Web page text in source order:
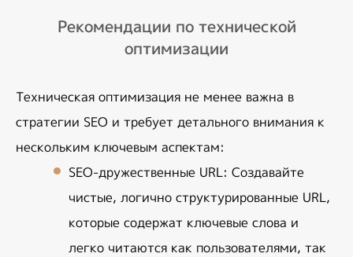
Рекомендации по технической
оптимизации
Техническая оптимизация не менее важна в
стратегии SEO и требует детального внимания к
нескольким ключевым аспектам:
SEO-дружественные URL: Создавайте
чистые, логично структурированные URL,
которые содержат ключевые слова и
легко читаются как пользователями, так